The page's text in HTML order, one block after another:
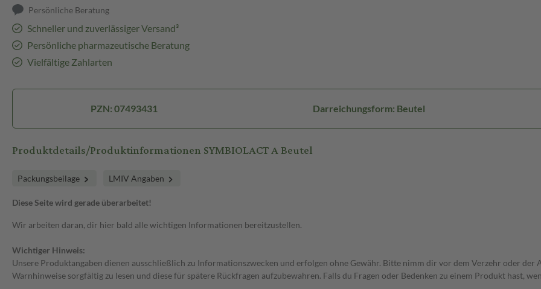
Persönliche Beratung
Schneller und zuverlässiger Versand³
Persönliche pharmazeutische Beratung
Vielfältige Zahlarten
PZN: 07493431 Darreichungsform: Beutel
Produktdetails/Produktinformationen SYMBIOLACT A Beutel
Packungsbeilage LMIV Angaben
Diese Seite wird gerade überarbeitet!
Wir arbeiten daran, dir hier bald alle wichtigen Informationen bereitzustellen.
Wichtiger Hinweis:
Unsere Produktangaben dienen ausschließlich zu Informationszwecken und erfolgen ohne Gewähr. Bitte nimm dir vor dem Verzehr oder
Warnhinweise sorgfältig zu lesen und diese für spätere Rückfragen aufzubewahren. Falls du Fragen oder Bedenken zu einem Produkt hast,